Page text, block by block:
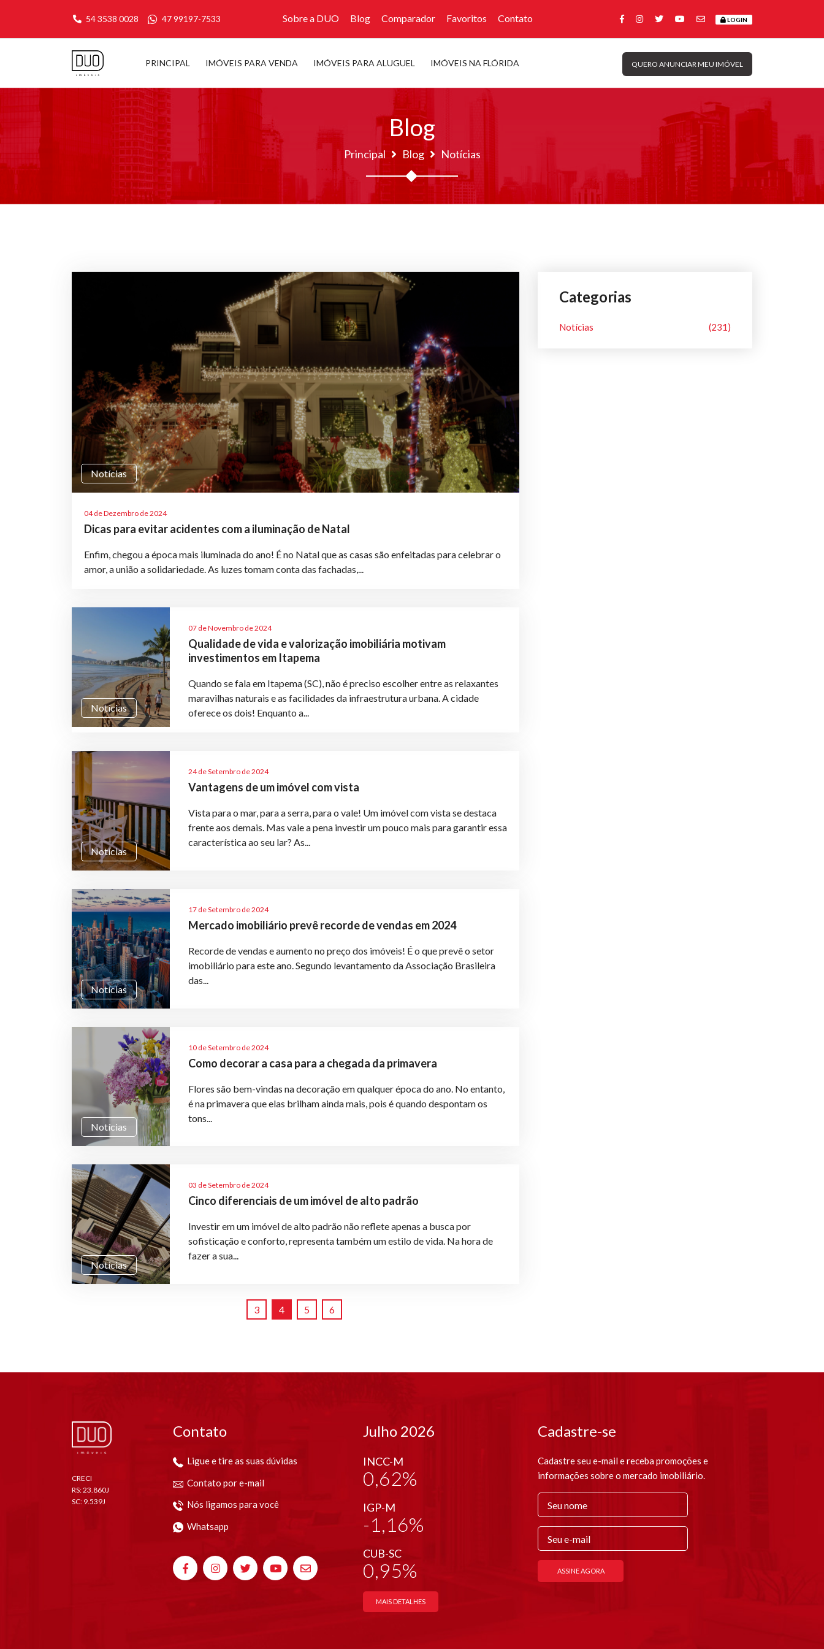
54 3538 0028 47 99197-7533 Sobre a DUO Blog Comparador Favoritos Contato LOGIN
PRINCIPAL IMÓVEIS PARA VENDA IMÓVEIS PARA ALUGUEL IMÓVEIS NA FLÓRIDA QUERO ANUNCIAR MEU IMÓVEL
Blog
Principal Blog Notícias
Notícias
04 de Dezembro de 2024
Dicas para evitar acidentes com a iluminação de Natal
Enfim, chegou a época mais iluminada do ano! É no Natal que as casas são enfeitadas para celebrar o
amor, a união a solidariedade. As luzes tomam conta das fachadas,...
Notícias
07 de Novembro de 2024
Qualidade de vida e valorização imobiliária motivam
investimentos em Itapema
Quando se fala em Itapema (SC), não é preciso escolher entre as relaxantes
maravilhas naturais e as facilidades da infraestrutura urbana. A cidade
oferece os dois! Enquanto a...
Notícias
24 de Setembro de 2024
Vantagens de um imóvel com vista
Vista para o mar, para a serra, para o vale! Um imóvel com vista se destaca
frente aos demais. Mas vale a pena investir um pouco mais para garantir essa
característica ao seu lar? As...
Notícias
17 de Setembro de 2024
Mercado imobiliário prevê recorde de vendas em 2024
Recorde de vendas e aumento no preço dos imóveis! É o que prevê o setor
imobiliário para este ano. Segundo levantamento da Associação Brasileira
das...
Notícias
10 de Setembro de 2024
Como decorar a casa para a chegada da primavera
Flores são bem-vindas na decoração em qualquer época do ano. No entanto,
é na primavera que elas brilham ainda mais, pois é quando despontam os
tons...
Notícias
03 de Setembro de 2024
Cinco diferenciais de um imóvel de alto padrão
Investir em um imóvel de alto padrão não reflete apenas a busca por
sofisticação e conforto, representa também um estilo de vida. Na hora de
fazer a sua...
3 4 5 6
Categorias
Notícias (231)
CRECI
RS: 23.860J
SC: 9.539J
Contato
Ligue e tire as suas dúvidas
Contato por e-mail
Nós ligamos para você
Whatsapp
Julho 2026
INCC-M
0,62%
IGP-M
-1,16%
CUB-SC
0,95%
MAIS DETALHES
Cadastre-se
Cadastre seu e-mail e receba promoções e
informações sobre o mercado imobiliário.
ASSINE AGORA